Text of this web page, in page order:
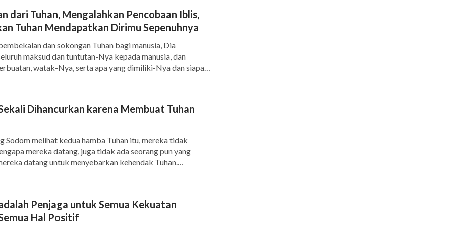
satunya penghiburan bagi-Nya adalah
sama Nuh-lah yang membuat upaya-Nya
sesuatu tidak sia-sia. Pada saat Tuhan
penderitaan-Nya. Sejak saat itu,
umat manusia pada keluarga Nuh,
dan bukan kutuk-Nya, berharap mereka
dunia dengan air bah, dan juga
dari Tuhan, Mengalahkan Pencobaan Iblis,
Tuhan Mendapatkan Dirimu Sepenuhnya
dan sokongan Tuhan bagi manusia, Dia
maksud dan tuntutan-Nya kepada manusia, dan
watak-Nya, serta apa yang dimiliki-Nya dan siapa
kepada manusia oleh […]
Dihancurkan karena Membuat Tuhan
Sodom melihat kedua hamba Tuhan itu, mereka tidak
mereka datang, juga tidak ada seorang pun yang
datang untuk menyebarkan kehendak Tuhan.
Penjaga untuk Semua Kekuatan
Hal Positif